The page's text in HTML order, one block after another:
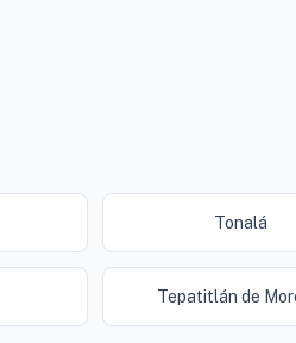
Tonalá
Tepatitlán de